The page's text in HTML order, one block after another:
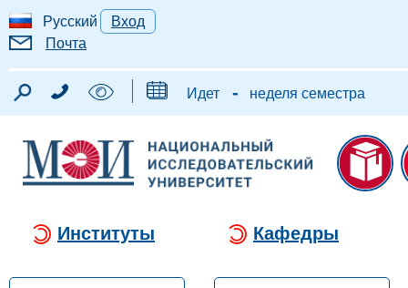
Русский
Вход
Почта
Идет - неделя семестра
Институты Кафедры